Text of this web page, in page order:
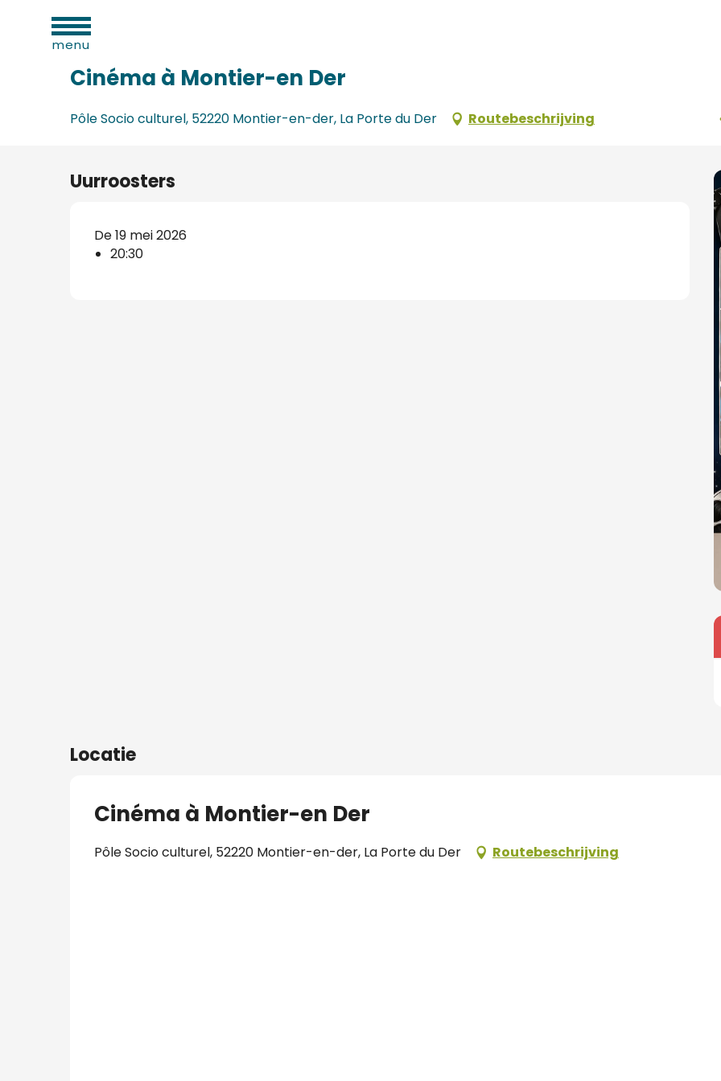
contenumenu
Home
Cinéma à Montier-en Der
Pôle Socio culturel, 52220 Montier-en-der, La Porte du Der Routebeschrijving
Uurroosters
De 19 mei 2026
20:30
Locatie
Cinéma à Montier-en Der
Pôle Socio culturel, 52220 Montier-en-der, La Porte du Der Routebeschrijving